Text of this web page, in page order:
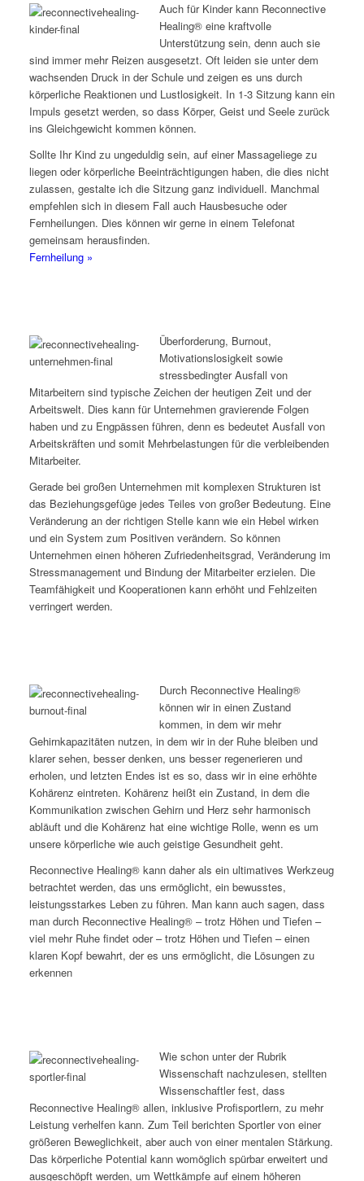
Auch für Kinder kann Reconnective
Healing® eine kraftvolle
Unterstützung sein, denn auch sie
sind immer mehr Reizen ausgesetzt. Oft leiden sie unter dem
wachsenden Druck in der Schule und zeigen es uns durch
körperliche Reaktionen und Lustlosigkeit. In 1-3 Sitzung kann ein
Impuls gesetzt werden, so dass Körper, Geist und Seele zurück
ins Gleichgewicht kommen können.
Sollte Ihr Kind zu ungeduldig sein, auf einer Massageliege zu
liegen oder körperliche Beeinträchtigungen haben, die dies nicht
zulassen, gestalte ich die Sitzung ganz individuell. Manchmal
empfehlen sich in diesem Fall auch Hausbesuche oder
Fernheilungen. Dies können wir gerne in einem Telefonat
gemeinsam herausfinden.
Fernheilung »
Überforderung, Burnout,
Motivationslosigkeit sowie
stressbedingter Ausfall von
Mitarbeitern sind typische Zeichen der heutigen Zeit und der
Arbeitswelt. Dies kann für Unternehmen gravierende Folgen
haben und zu Engpässen führen, denn es bedeutet Ausfall von
Arbeitskräften und somit Mehrbelastungen für die verbleibenden
Mitarbeiter.
Gerade bei großen Unternehmen mit komplexen Strukturen ist
das Beziehungsgefüge jedes Teiles von großer Bedeutung. Eine
Veränderung an der richtigen Stelle kann wie ein Hebel wirken
und ein System zum Positiven verändern. So können
Unternehmen einen höheren Zufriedenheitsgrad, Veränderung im
Stressmanagement und Bindung der Mitarbeiter erzielen. Die
Teamfähigkeit und Kooperationen kann erhöht und Fehlzeiten
verringert werden.
Durch Reconnective Healing®
können wir in einen Zustand
kommen, in dem wir mehr
Gehirnkapazitäten nutzen, in dem wir in der Ruhe bleiben und
klarer sehen, besser denken, uns besser regenerieren und
erholen, und letzten Endes ist es so, dass wir in eine erhöhte
Kohärenz eintreten. Kohärenz heißt ein Zustand, in dem die
Kommunikation zwischen Gehirn und Herz sehr harmonisch
abläuft und die Kohärenz hat eine wichtige Rolle, wenn es um
unsere körperliche wie auch geistige Gesundheit geht.
Reconnective Healing® kann daher als ein ultimatives Werkzeug
betrachtet werden, das uns ermöglicht, ein bewusstes,
leistungsstarkes Leben zu führen. Man kann auch sagen, dass
man durch Reconnective Healing® – trotz Höhen und Tiefen –
viel mehr Ruhe findet oder – trotz Höhen und Tiefen – einen
klaren Kopf bewahrt, der es uns ermöglicht, die Lösungen zu
erkennen
Wie schon unter der Rubrik
Wissenschaft nachzulesen, stellten
Wissenschaftler fest, dass
Reconnective Healing® allen, inklusive Profisportlern, zu mehr
Leistung verhelfen kann. Zum Teil berichten Sportler von einer
größeren Beweglichkeit, aber auch von einer mentalen Stärkung.
Das körperliche Potential kann womöglich spürbar erweitert und
ausgeschöpft werden, um Wettkämpfe auf einem höheren